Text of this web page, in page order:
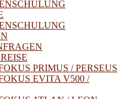
PRIMUS / PERSEUS
EVITA V500 /